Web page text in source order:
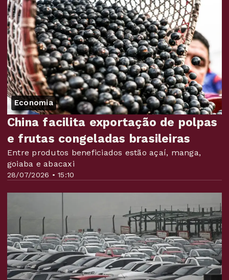
Economia
28/07/2026 • 15:10
China facilita exportação de polpas
e frutas congeladas brasileiras
Entre produtos beneficiados estão açaí, manga,
goiaba e abacaxi